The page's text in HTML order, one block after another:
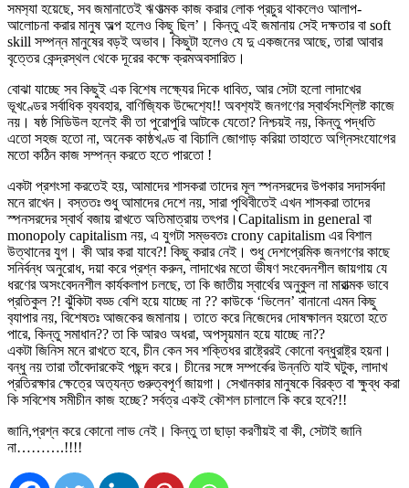
সমস‍্যা হয়েছে, সব জমানাতেই ঋণাত্মক কাজ করার লোক প্রচুর থাকলেও আলাপ-
আলোচনা করার মানুষ অল্প হলেও কিছু ছিল’। কিন্তু এই জমানায় সেই দক্ষতার বা soft
skill সম্পন্ন মানুষের বড়ই অভাব। কিছুটা হলেও যে দু একজনের আছে, তারা আবার
বৃত্তের কেন্দ্রস্থল থেকে দূরের কক্ষে ক্রমঅবসারিত।
বোঝা যাচ্ছে সব কিছুই এক বিশেষ লক্ষ‍্যের দিকে ধাবিত, আর সেটা হলো লাদাখের
ভূখণ্ডের সর্বাধিক ব‍্যবহার, বাণিজ‍্যিক উদ্দেশ‍্যে!! অবশ‍্যই জনগণের স্বার্থসংশ্লিষ্ট কাজে
নয়। ষষ্ঠ সিডিউল হলেই কী তা পুরোপুরি আটকে যেতো? নিশ্চয়ই নয়, কিন্তু পদ্ধতি
এতো সহজ হতো না, অনেক কাষ্ঠখণ্ড বা বিচালি জোগাড় করিয়া তাহাতে অগ্নিসংযোগের
মতো কঠিন কাজ সম্পন্ন করতে হতে পারতো !
একটা প্রশংসা করতেই হয়, আমাদের শাসকরা তাদের মূল স্পনসরদের উপকার সদাসর্বদা
মনে রাখেন। বস্ততঃ শুধু আমাদের দেশে নয়, সারা পৃথিবীতেই এখন শাসকরা তাদের
স্পনসরদের স্বার্থ বজায় রাখতে অতিমাত্রায় তৎপর।Capitalism in general বা
monopoly capitalism নয়, এ যুগটা সম্ভবতঃ crony capitalism এর বিশাল
উত্থানের যুগ। কী আর করা যাবে?! কিছু করার নেই। শুধু দেশপ্রেমিক জনগণের কাছে
সনির্বন্ধ অনুরোধ, দয়া করে প্রশ্ন করুন, লাদাখের মতো ভীষণ সংবেদনশীল জায়গায় যে
ধরণের অসংবেদনশীল কার্যকলাপ চলছে, তা কি জাতীয় স্বার্থের অনুকুল না মারাত্মক ভাবে
প্রতিকুল ?! ঝুঁকিটা বড্ড বেশি হয়ে যাচ্ছে না ?? কাউকে ‘ভিলেন’ বানানো এমন কিছু
ব‍্যাপার নয়, বিশেষতঃ আজকের জমানায়। তাতে করে নিজেদের দোষক্ষালন হয়তো হতে
পারে, কিন্তু সমাধান?? তা কি আরও অধরা, অপসৃয়মান হয়ে যাচ্ছে না??
একটা জিনিস মনে রাখতে হবে, চীন কেন সব শক্তিধর রাষ্ট্রেরই কোনো বন্ধুরাষ্ট্র হয়না।
বন্ধু নয় তারা তাঁবেদারকেই পছন্দ করে। চীনের সঙ্গে সম্পর্কের উন্নতি যাই ঘটুক, লাদাখ
প্রতিরক্ষার ক্ষেত্রে অত‍্যন্ত গুরুত্বপূর্ণ জায়গা। সেখানকার মানুষকে বিরক্ত বা ক্ষুব্ধ করা
কি সবিশেষ সমীচীন কাজ হচ্ছে? সর্বত্র একই কৌশল চালালে কি করে হবে?!!
জানি,প্রশ্ন করে কোনো লাভ নেই। কিন্তু তা ছাড়া করণীয়ই বা কী, সেটাই জানি
না……….!!!!